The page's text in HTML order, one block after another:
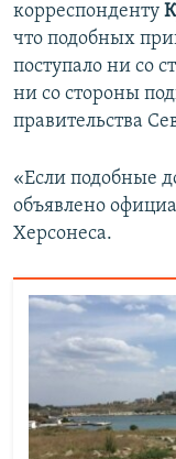
корреспонденту
что подобных
поступало ни со
ни со стороны
правительства
«Если подобные
объявлено
Херсонеса.